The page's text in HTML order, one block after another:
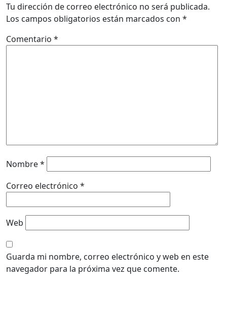
Tu dirección de correo electrónico no será publicada.
Los campos obligatorios están marcados con *
Comentario *
Nombre*
Correo electrónico *
Web
Guarda mi nombre, correo electrónico y web en este
navegador para la próxima vez que comente.